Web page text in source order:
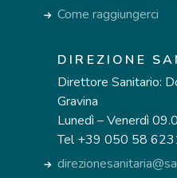
Come raggiungerci
DIREZIONE
Direttore Sanitario:
Gravina
Lunedì – Venerdì
Tel +39 050 58